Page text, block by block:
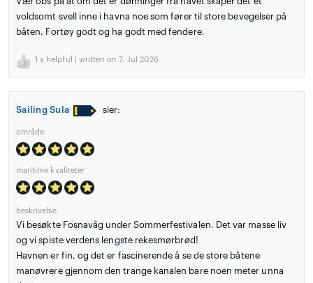
voldsomt svell inne i havna noe som fører til store bevegelser på
båten. Fortøy godt og ha godt med fendere.
1 x helpful | written on 7. Jul 2026
Sailing Sula sier:
område
maritime kvaliteter
beskrivelse
Vi besøkte Fosnavåg under Sommerfestivalen. Det var masse liv
og vi spiste verdens lengste rekesmørbrød!
Havnen er fin, og det er fascinerende å se de store båtene
manøvrere gjennom den trange kanalen bare noen meter unna